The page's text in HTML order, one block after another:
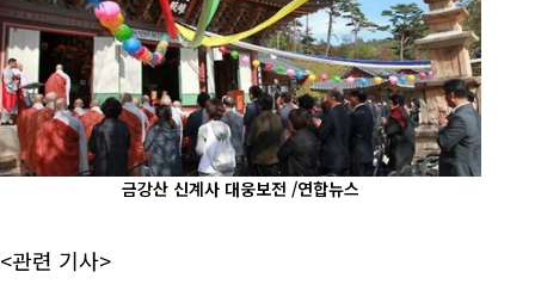
금강산 신계사 대웅보전 /연합뉴스
<관련 기사>